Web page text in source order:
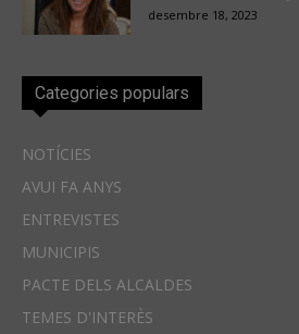
desembre 18, 2023
Categories populars
NOTÍCIES
AVUI FA ANYS
ENTREVISTES
MUNICIPIS
PACTE DELS ALCALDES
TEMES D'INTERÈS